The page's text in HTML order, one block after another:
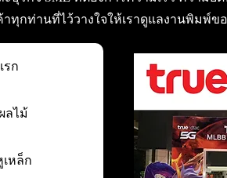
ทุกท่านที่ไว้วางใจให้เราดูแลงานพิมพ์ข
รก
ลไม้
หล็ก